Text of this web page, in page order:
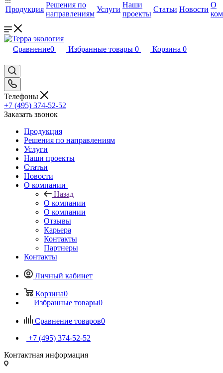
Продукция
Решения по
направлениям
Услуги
Наши
проекты
Статьи Новости
О
Сравнение0 Избранные товары 0 Корзина 0
Телефоны
+7 (495) 374-52-52
Заказать звонок
Продукция
Решения по направлениям
Услуги
Наши проекты
Статьи
Новости
О компании
Назад
О компании
О компании
Отзывы
Карьера
Контакты
Партнеры
Контакты
Личный кабинет
Корзина0
Избранные товары0
Сравнение товаров0
+7 (495) 374-52-52
Контактная информация